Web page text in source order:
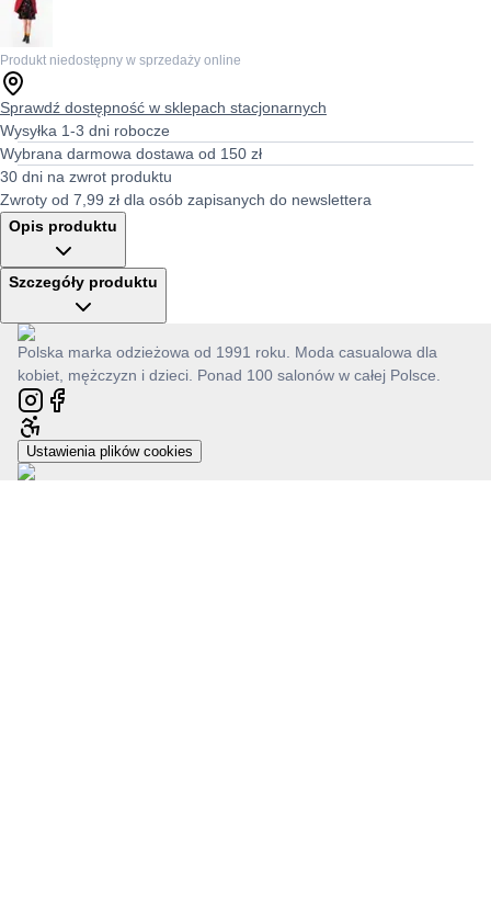
Produkt niedostępny w sprzedaży online
Sprawdź dostępność w sklepach stacjonarnych
Wysyłka 1-3 dni robocze
Wybrana darmowa dostawa od 150 zł
30 dni na zwrot produktu
Zwroty od 7,99 zł dla osób zapisanych do newslettera
Opis produktu
Szczegóły produktu
Polska marka odzieżowa od 1991 roku. Moda casualowa dla
kobiet, mężczyzn i dzieci. Ponad 100 salonów w całej Polsce.
Ustawienia plików cookies